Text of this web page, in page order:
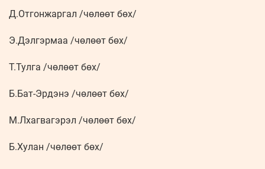
Д.Отгонжаргал /чөлөөт бөх/
Э.Дэлгэрмаа /чөлөөт бөх/
Т.Тулга /чөлөөт бөх/
Б.Бат-Эрдэнэ /чөлөөт бөх/
М.Лхагвагэрэл /чөлөөт бөх/
Б.Хулан /чөлөөт бөх/